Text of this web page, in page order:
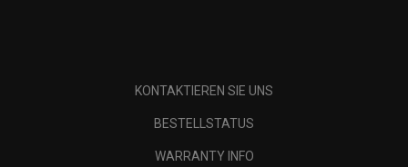
KONTAKTIEREN SIE UNS
BESTELLSTATUS
WARRANTY INFO